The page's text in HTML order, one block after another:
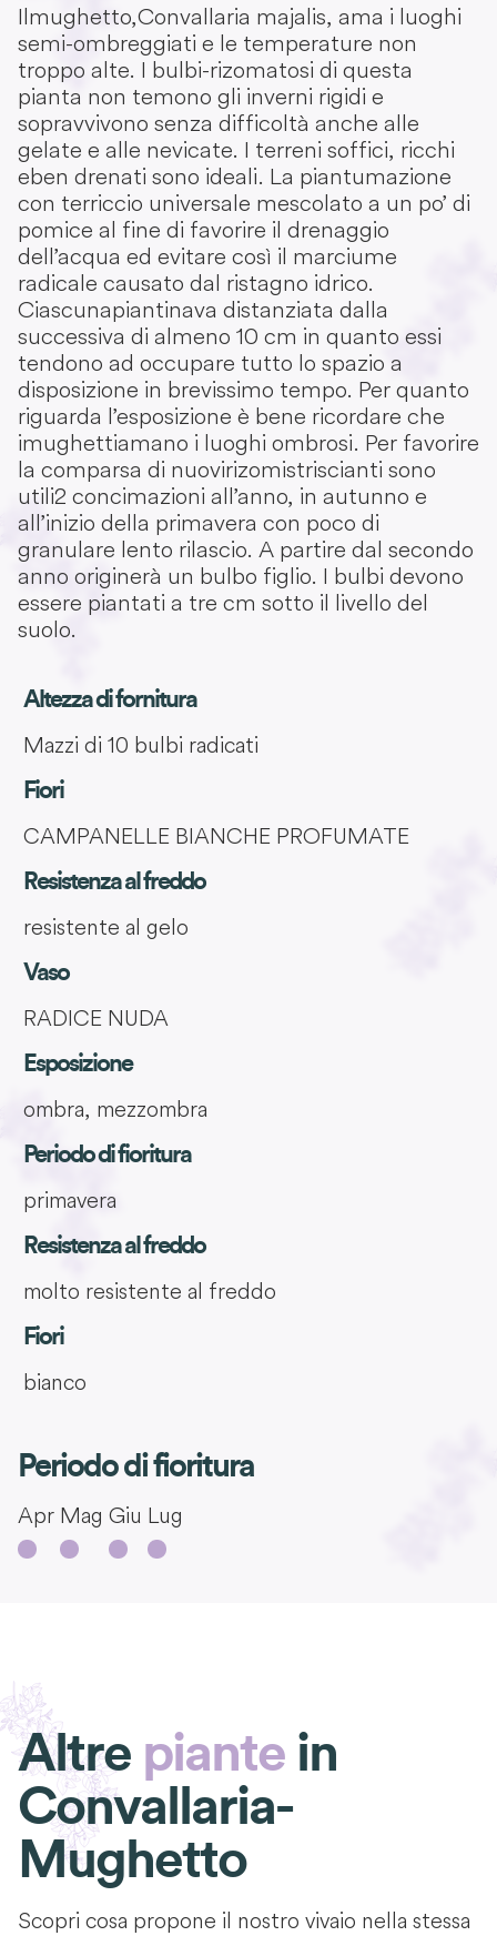
Il mughetto, Convallaria majalis, ama i luoghi
semi-ombreggiati e le temperature non
troppo alte. I bulbi-rizomatosi di questa
pianta non temono gli inverni rigidi e
sopravvivono senza difficoltà anche alle
gelate e alle nevicate. I terreni soffici, ricchi
e ben drenati sono ideali. La piantumazione
con terriccio universale mescolato a un po’ di
pomice al fine di favorire il drenaggio
dell’acqua ed evitare così il marciume
radicale causato dal ristagno idrico.
Ciascuna piantina va distanziata dalla
successiva di almeno 10 cm in quanto essi
tendono ad occupare tutto lo spazio a
disposizione in brevissimo tempo. Per quanto
riguarda l’esposizione è bene ricordare che
i mughetti amano i luoghi ombrosi. Per favorire
la comparsa di nuovi rizomi striscianti sono
utili 2 concimazioni all’anno, in autunno e
all’inizio della primavera con poco di
granulare lento rilascio. A partire dal secondo
anno originerà un bulbo figlio. I bulbi devono
essere piantati a tre cm sotto il livello del
suolo.
Altezza di fornitura
Mazzi di 10 bulbi radicati
Fiori
CAMPANELLE BIANCHE PROFUMATE
Resistenza al freddo
resistente al gelo
Vaso
RADICE NUDA
Esposizione
ombra, mezzombra
Periodo di fioritura
primavera
Resistenza al freddo
molto resistente al freddo
Fiori
bianco
Periodo di fioritura
Apr Mag Giu Lug
Altre piante in
Convallaria-
Mughetto
Scopri cosa propone il nostro vivaio nella stessa